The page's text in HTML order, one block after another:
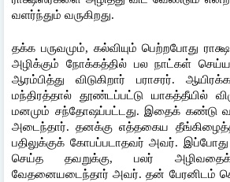
வளர்ந்தும் வருகிறது.
தக்க பருவமும், கல்வியும் பெற்றபோது
அழிக்கும் நோக்கத்தில் பல நாட்கள்
ஆரம்பித்து விடுகிறார் பராசரர்.
மந்திரத்தால் தூண்டப்பட்டு யாகத்தீயில்
மனமும் சந்தோஷப்பட்டது. இதைக் கண்டு
அடைந்தார். தனக்கு எத்தகைய
பதிலுக்குக் கோபப்படாதவர் அவர்.
செய்த தவறுக்கு, பலர்
வேதனையடைந்தார் அவர். தன் பேரனிடம்